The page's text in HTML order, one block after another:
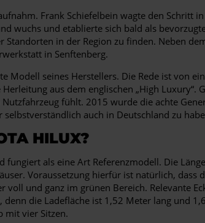
Frank Schiefelbein wagte den Schritt
wuchs und etablierte sich bald als
in der Region zu finden. Neben
in Senftenberg.
Modell seines Herstellers. Die Rede ist von
aus dem englischen „High
fühlt. 2015 wurde die achte
auch in Deutschland zu
HILUX?
als eine Art Referenzmodell. Die
Voraussetzung hierfür ist natürlich,
und ganz im grünen Bereich. Relevante
die Ladefläche ist 1,52 Meter lang und
mit vier Sitzen.